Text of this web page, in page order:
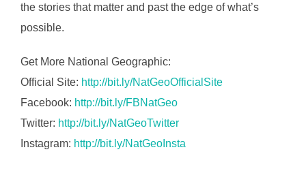
the stories that matter and past the edge of what’s
possible.
Get More National Geographic:
Official Site: http://bit.ly/NatGeoOfficialSite
Facebook: http://bit.ly/FBNatGeo
Twitter: http://bit.ly/NatGeoTwitter
Instagram: http://bit.ly/NatGeoInsta